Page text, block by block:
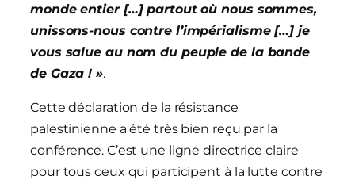
monde entier […] partout où nous sommes,
unissons-nous contre l’impérialisme […] je
vous salue au nom du peuple de la bande
de Gaza ! ».
Cette déclaration de la résistance
palestinienne a été très bien reçu par la
conférence. C’est une ligne directrice claire
pour tous ceux qui participent à la lutte contre